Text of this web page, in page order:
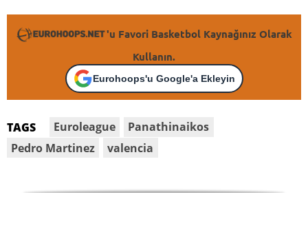
'u Favori Basketbol Kaynağınız Olarak
Kullanın.
Eurohoops'u Google'a Ekleyin
TAGS Euroleague
Panathinaikos
Pedro Martinez
valencia